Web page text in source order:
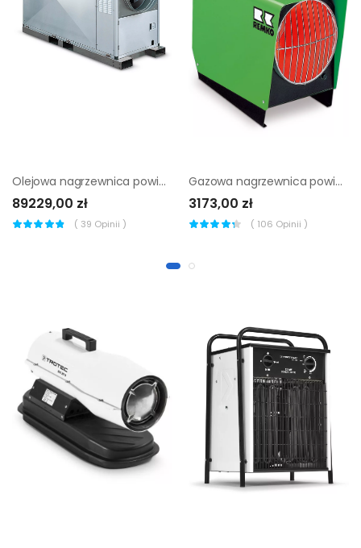
Olejowa nagrzewnica powietrza Remko HTL 250 EC |
89229,00 zł
( 39 Opinii )
Gazowa nagrzewnica powietrza Remko PGT 30
3173,00 zł
( 106 Opinii )